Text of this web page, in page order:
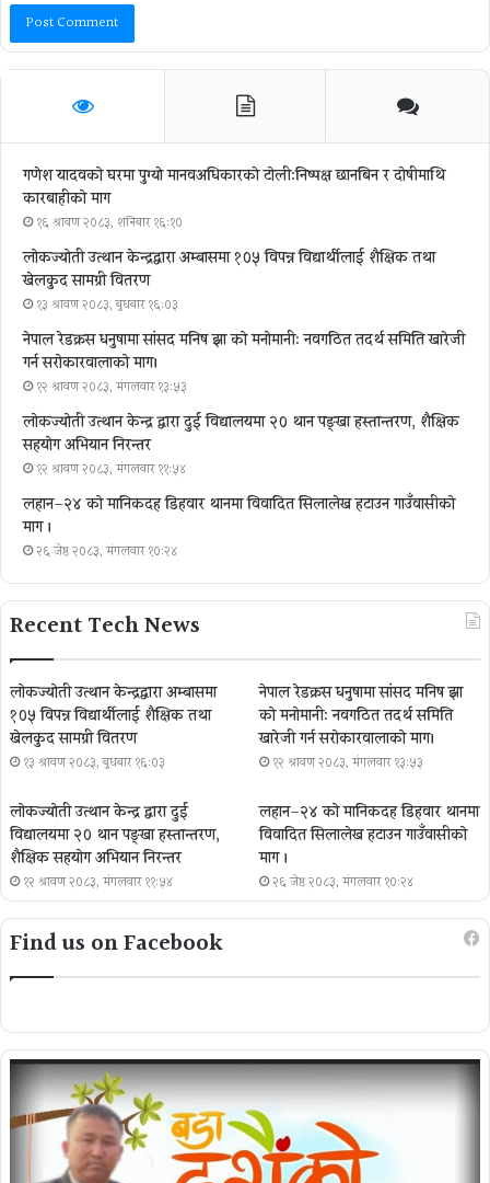
गणेश यादवको घरमा पुग्याे मानवअधिकारकाे टोली:निष्पक्ष छानबिन र दोषीमाथि
कारबाहीको माग
१६ श्रावण २०८३, शनिबार १६:१०
लोकज्योती उत्थान केन्द्रद्वारा अम्बासमा १०५ विपन्न विद्यार्थीलाई शैक्षिक तथा
खेलकुद सामग्री वितरण
१३ श्रावण २०८३, बुधबार १६:०३
नेपाल रेडक्रस धनुषामा सांसद मनिष झा को मनोमानी: नवगठित तदर्थ समिति खारेजी
गर्न सरोकारवालाको माग।
१२ श्रावण २०८३, मंगलवार १३:५३
लोकज्योती उत्थान केन्द्र द्वारा दुई विद्यालयमा २० थान पङ्खा हस्तान्तरण, शैक्षिक
सहयोग अभियान निरन्तर
१२ श्रावण २०८३, मंगलवार ११:५४
लहान–२४ को मानिकदह डिहवार थानमा विवादित सिलालेख हटाउन गाउँवासीको
माग ।
२६ जेष्ठ २०८३, मंगलवार १०:२४
Recent Tech News
लोकज्योती उत्थान केन्द्रद्वारा अम्बासमा
१०५ विपन्न विद्यार्थीलाई शैक्षिक तथा
खेलकुद सामग्री वितरण
१३ श्रावण २०८३, बुधबार १६:०३
नेपाल रेडक्रस धनुषामा सांसद मनिष झा
को मनोमानी: नवगठित तदर्थ समिति
खारेजी गर्न सरोकारवालाको माग।
१२ श्रावण २०८३, मंगलवार १३:५३
लोकज्योती उत्थान केन्द्र द्वारा दुई
विद्यालयमा २० थान पङ्खा हस्तान्तरण,
शैक्षिक सहयोग अभियान निरन्तर
१२ श्रावण २०८३, मंगलवार ११:५४
लहान–२४ को मानिकदह डिहवार थानमा
विवादित सिलालेख हटाउन गाउँवासीको
माग ।
२६ जेष्ठ २०८३, मंगलवार १०:२४
Find us on Facebook